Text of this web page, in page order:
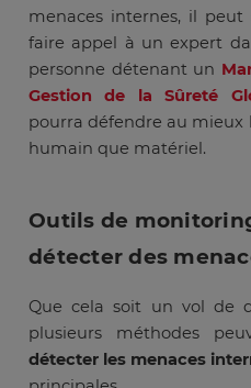
menaces internes, il peut
faire appel à un expert
personne détenant un
Gestion de la Sûreté
pourra défendre au
humain que matériel.
Outils de
détecter des
Que cela soit un vol de
plusieurs méthodes
détecter les menaces